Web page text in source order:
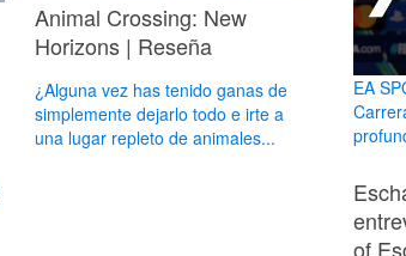
Animal Crossing: New
Horizons | Reseña
¿Alguna vez has tenido ganas de
simplemente dejarlo todo e irte a
una lugar repleto de animales...
EA
of